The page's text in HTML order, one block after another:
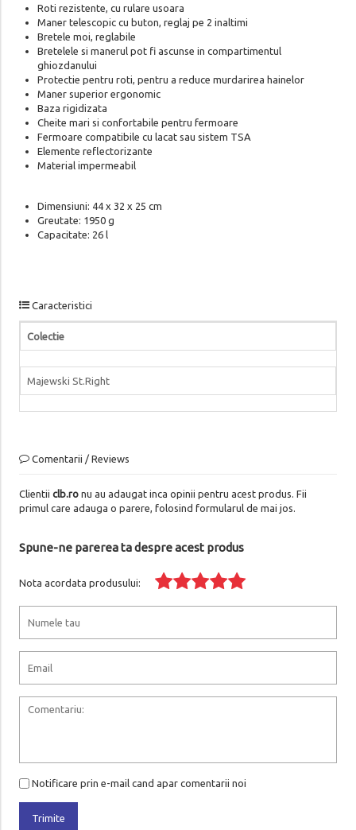
Roti rezistente, cu rulare usoara
Maner telescopic cu buton, reglaj pe 2 inaltimi
Bretele moi, reglabile
Bretelele si manerul pot fi ascunse in compartimentul
ghiozdanului
Protectie pentru roti, pentru a reduce murdarirea hainelor
Maner superior ergonomic
Baza rigidizata
Cheite mari si confortabile pentru fermoare
Fermoare compatibile cu lacat sau sistem TSA
Elemente reflectorizante
Material impermeabil
Dimensiuni: 44 x 32 x 25 cm
Greutate: 1950 g
Capacitate: 26 l
Caracteristici
Colectie
Majewski St.Right
Comentarii / Reviews
Clientii clb.ronu au adaugat inca opinii pentru acest produs. Fii
primul care adauga o parere, folosind formularul de mai jos.
Spune-ne parerea ta despre acest produs
Nota acordata produsului:
Notificare prin e-mail cand apar comentarii noi
Trimite